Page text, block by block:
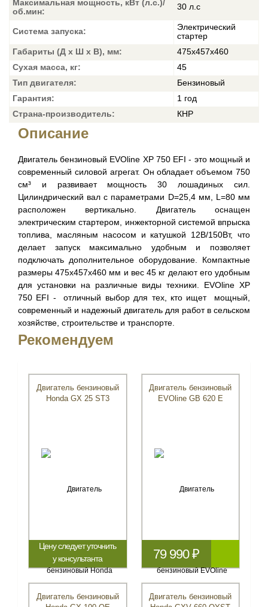
Максимальная мощность, кВт (л.с.)/
об.мин:
30 л.с
Система запуска:
Электрический
стартер
Габариты (Д x Ш x В), мм:
475x457x460
Сухая масса, кг:
45
Тип двигателя:
Бензиновый
Гарантия:
1 год
Страна-производитель:
КНР
Описание
Двигатель бензиновый EVOline XP 750 EFI - это мощный и
современный силовой агрегат. Он обладает объемом 750
см³ и развивает мощность 30 лошадиных сил.
Цилиндрический вал с параметрами D=25,4 мм, L=80 мм
расположен вертикально. Двигатель оснащен
электрическим стартером, инжекторной системой впрыска
топлива, масляным насосом и катушкой 12В/150Вт, что
делает запуск максимально удобным и позволяет
подключать дополнительное оборудование. Компактные
размеры 475x457x460 мм и вес 45 кг делают его удобным
для установки на различные виды техники. EVOline XP
750 EFI - отличный выбор для тех, кто ищет мощный,
современный и надежный двигатель для работ в сельском
хозяйстве, строительстве и транспорте.
Рекомендуем
Двигатель бензиновый
Honda GX 25 ST3
Цену следует уточнить
у консультанта
Двигатель бензиновый
EVOline GB 620 E
79 990 ₽
Двигатель бензиновый
Двигатель бензиновый